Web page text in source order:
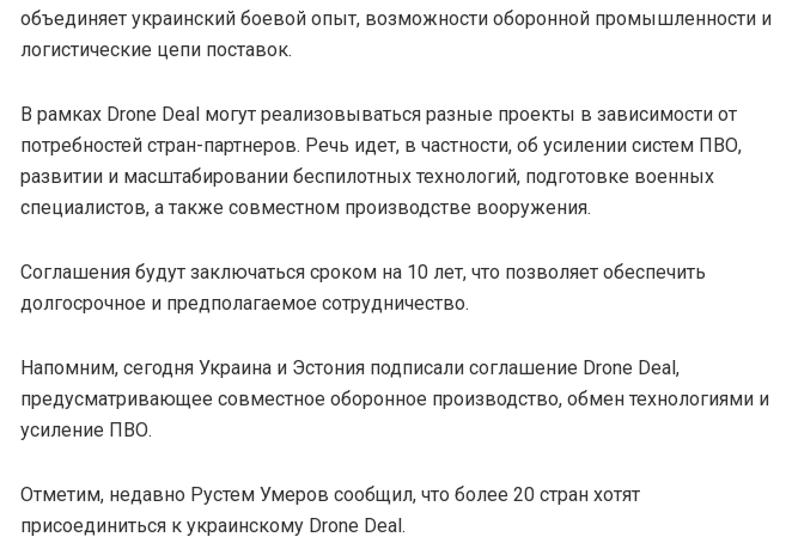
объединяет украинский боевой опыт, возможности оборонной промышленности и
логистические цепи поставок.
В рамках Drone Deal могут реализовываться разные проекты в зависимости от
потребностей стран-партнеров. Речь идет, в частности, об усилении систем ПВО,
развитии и масштабировании беспилотных технологий, подготовке военных
специалистов, а также совместном производстве вооружения.
Соглашения будут заключаться сроком на 10 лет, что позволяет обеспечить
долгосрочное и предполагаемое сотрудничество.
Напомним, сегодня Украина и Эстония подписали соглашение Drone Deal,
предусматривающее совместное оборонное производство, обмен технологиями и
усиление ПВО.
Отметим, недавно Рустем Умеров сообщил, что более 20 стран хотят
присоединиться к украинскому Drone Deal.